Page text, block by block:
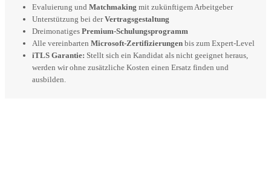
Evaluierung und Matchmaking mit zukünftigem Arbeitgeber
Unterstützung bei derVertragsgestaltung
Dreimonatiges Premium-Schulungsprogramm
Alle vereinbarten Microsoft-Zertifizierungen bis zum Expert-Level
iTLS Garantie: Stellt sich ein Kandidat als nicht geeignet heraus,
werden wir ohne zusätzliche Kosten einen Ersatz finden und
ausbilden.